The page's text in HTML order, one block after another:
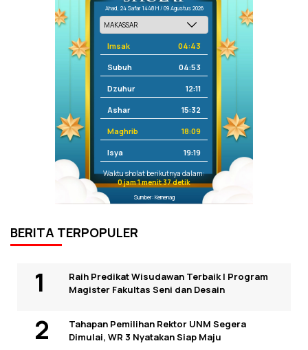
Ahad, 24 Safar 1448 H / 09 Agustus 2026
Imsak 04:43
Subuh 04:53
Dzuhur 12:11
Ashar 15:32
Maghrib 18:09
Isya 19:19
Waktu sholat berikutnya dalam:
0 jam 1 menit 36 detik
Sumber: Kemenag
BERITA TERPOPULER
Raih Predikat Wisudawan Terbaik I Program
Magister Fakultas Seni dan Desain
Tahapan Pemilihan Rektor UNM Segera
Dimulai, WR 3 Nyatakan Siap Maju